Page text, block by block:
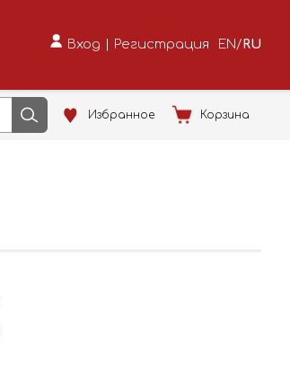
Вход | Регистрация EN /RU
Избранное Корзина